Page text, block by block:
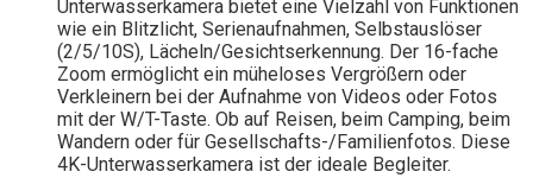
Unterwasserkamera bietet eine Vielzahl von Funktionen
wie ein Blitzlicht, Serienaufnahmen, Selbstauslöser
(2/5/10S), Lächeln/Gesichtserkennung. Der 16-fache
Zoom ermöglicht ein müheloses Vergrößern oder
Verkleinern bei der Aufnahme von Videos oder Fotos
mit der W/T-Taste. Ob auf Reisen, beim Camping, beim
Wandern oder für Gesellschafts-/Familienfotos. Diese
4K-Unterwasserkamera ist der ideale Begleiter.